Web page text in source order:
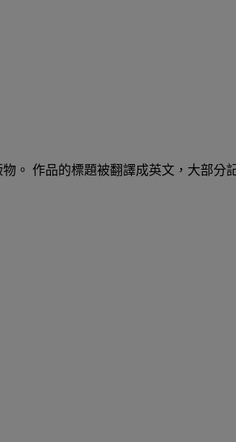
。 作品的標題被翻譯成英文，大部